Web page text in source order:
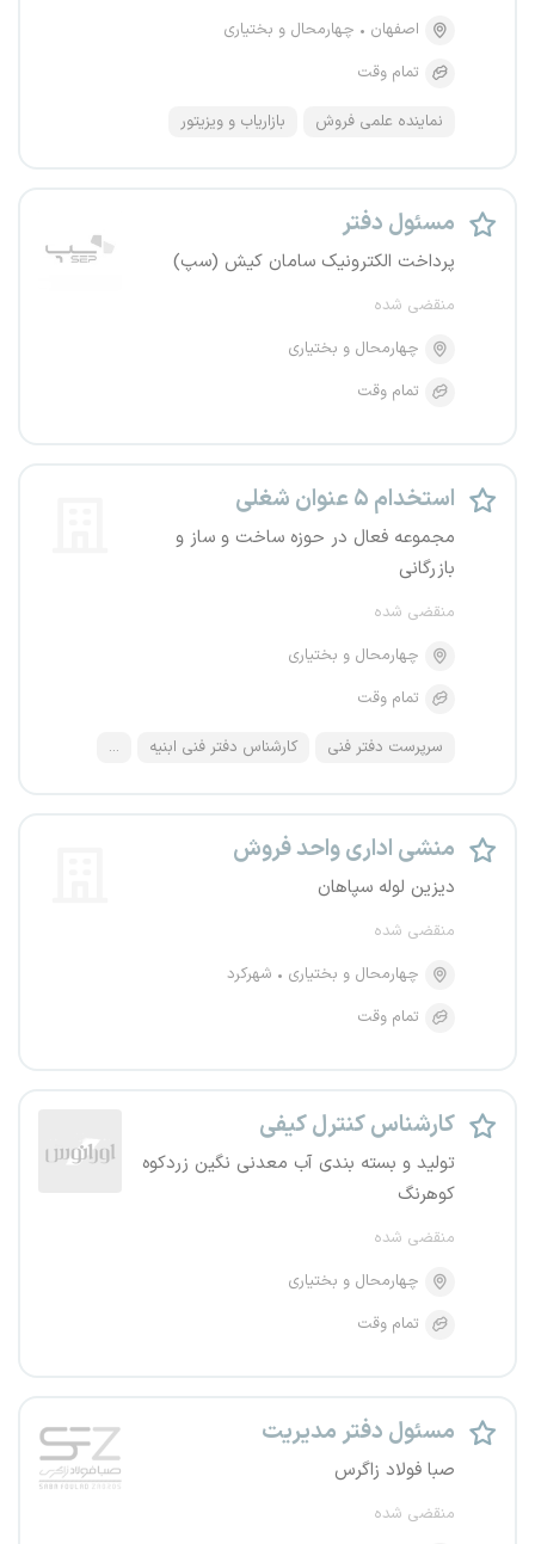
اصفهان
چهارمحال و بختیاری
تمام وقت
نماینده علمی فروش بازاریاب و ویزیتور
مسئول دفتر
پرداخت الکترونیک سامان کیش (سپ)
منقضی شده
چهارمحال و بختیاری
تمام وقت
استخدام ۵ عنوان شغلی
مجموعه فعال در حوزه ساخت و ساز و
بازرگانی
منقضی شده
چهارمحال و بختیاری
تمام وقت
سرپرست دفتر فنی کارشناس دفتر فنی ابنیه ...
منشی اداری واحد فروش
دیزین لوله سپاهان
منقضی شده
چهارمحال و بختیاری
شهرکرد
تمام وقت
کارشناس کنترل کیفی
تولید و بسته بندی آب معدنی نگین زردکوه
کوهرنگ
منقضی شده
چهارمحال و بختیاری
تمام وقت
مسئول دفتر مدیریت
صبا فولاد زاگرس
منقضی شده